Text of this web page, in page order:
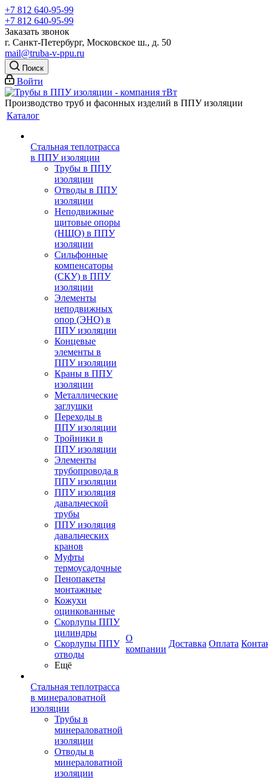
+7 812 640-95-99
+7 812 640-95-99
Заказать звонок
г. Санкт-Петербург, Московское ш., д. 50
mail@truba-v-ppu.ru
Поиск
Войти
Производство труб и фасонных изделий в ППУ изоляции
Каталог
Стальная теплотрасса
в ППУ изоляции
Трубы в ППУ
изоляции
Отводы в ППУ
изоляции
Неподвижные
щитовые опоры
(НЩО) в ППУ
изоляции
Cильфонные
компенсаторы
(СКУ) в ППУ
изоляции
Элементы
неподвижных
опор (ЭНО) в
ППУ изоляции
Концевые
элементы в
ППУ изоляции
Краны в ППУ
изоляции
Металлические
заглушки
Переходы в
ППУ изоляции
Тройники в
ППУ изоляции
Элементы
трубопровода в
ППУ изоляции
ППУ изоляция
давальческой
трубы
ППУ изоляция
давальческих
кранов
Муфты
термоусадочные
Пенопакеты
монтажные
Кожухи
оцинкованные
Скорлупы ППУ
цилиндры
Скорлупы ППУ
отводы
Ещё
Стальная теплотрасса
в минераловатной
изоляции
Трубы в
минераловатной
изоляции
Отводы в
минераловатной
изоляции
О
компании
Доставка Оплата